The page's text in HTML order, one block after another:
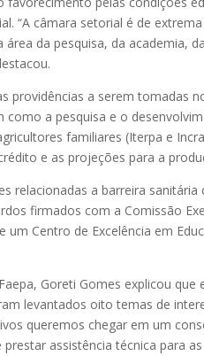
“A câmara setorial é de
da pesquisa, da academia,
providências a serem tomadas
como a pesquisa e o
familiares (Iterpa e
e as projeções para a
relacionadas a barreira
firmados com a Comissão
Centro de Excelência em
Goreti Gomes explicou
levantados oito temas de
queremos chegar em um
assistência técnica para